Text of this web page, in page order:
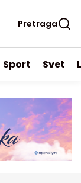
Pretraga
Sport Svet